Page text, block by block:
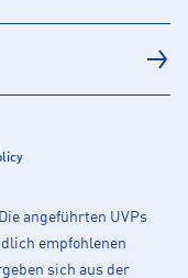
angeführten UVPs
empfohlenen
sich aus der